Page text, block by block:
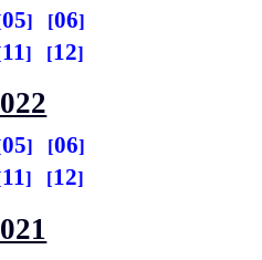
05
06
11 12
05
06
11 12